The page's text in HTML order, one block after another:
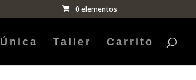
0 elementos
Única Taller Carrito